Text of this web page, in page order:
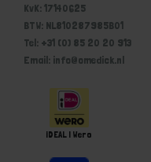
KvK: 17140625
BTW: NL810287985B01
Tel: +31 (0) 85 20 20 913
Email: info@omedick.nl
iDEAL | Wero